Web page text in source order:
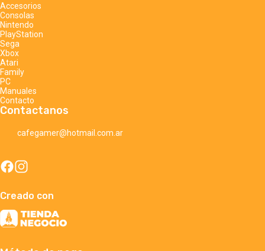
Accesorios
Consolas
Nintendo
PlayStation
Sega
Xbox
Atari
Family
PC
Manuales
Contacto
Contactanos
cafegamer@hotmail.com.ar
Creado con